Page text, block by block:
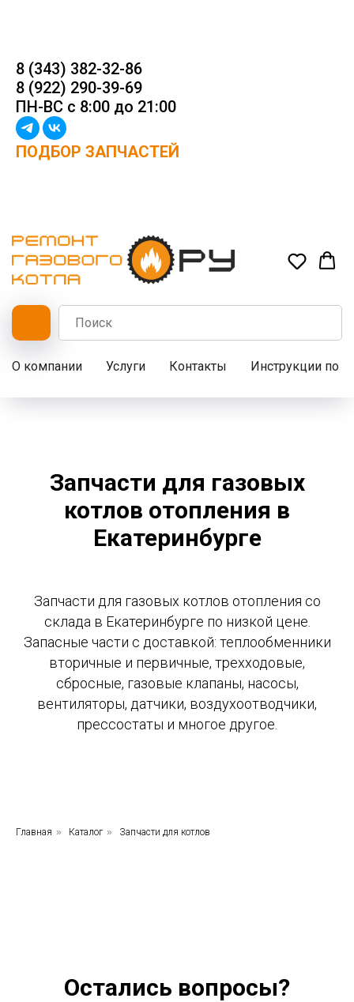
8 (343) 382-32-86
8 (922) 290-39-69
ПН-ВС с 8:00 до 21:00
ПОДБОР ЗАПЧАСТЕЙ
О компании Услуги Контакты Инструкции по
Запчасти для газовых
котлов отопления в
Екатеринбурге
Запчасти для газовых котлов отопления со
склада в Екатеринбурге по низкой цене.
Запасные части с доставкой: теплообменники
вторичные и первичные, трехходовые,
сбросные, газовые клапаны, насосы,
вентиляторы, датчики, воздухоотводчики,
прессостаты и многое другое.
Главная » Каталог » Запчасти для котлов
Остались вопросы?